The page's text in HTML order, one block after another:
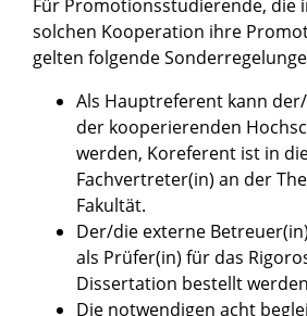
Für Promotionsstudierende, die
solchen Kooperation ihre
gelten folgende
Als Hauptreferent kann
der kooperierenden
werden, Koreferent ist in
Fachvertreter(in) an der
Fakultät.
Der/die externe
als Prüfer(in) für das
Dissertation bestellt
Die notwendigen acht